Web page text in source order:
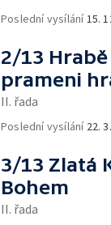
Poslední vysílání 15.
2/13
prameni
II. řada
Poslední vysílání 22.
3/13 Zlatá
Bohem
II. řada